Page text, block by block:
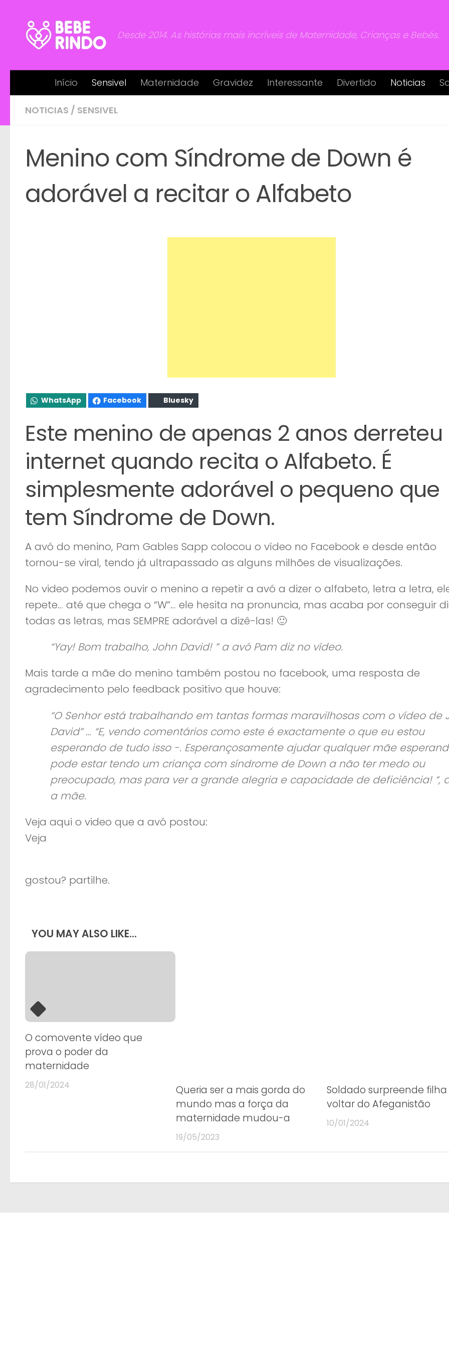
Desde 2014. As histórias mais incríveis de Maternidade, Crianças e Bebés.
Início Sensivel Maternidade Gravidez Interessante Divertido Noticias
NOTICIAS / SENSIVEL
Menino com Síndrome de Down é
adorável a recitar o Alfabeto
WhatsApp Facebook Bluesky
Este menino de apenas 2 anos derreteu
internet quando recita o Alfabeto. É
simplesmente adorável o pequeno que
tem Síndrome de Down.
A avó do menino, Pam Gables Sapp colocou o vídeo no Facebook e desde então
tornou-se viral, tendo já ultrapassado as alguns milhões de visualizações.
No video podemos ouvir o menino a repetir a avó a dizer o alfabeto, letra a letra,
repete… até que chega o “W”… ele hesita na pronuncia, mas acaba por conseguir
todas as letras, mas SEMPRE adorável a dizê-las! 🙂
“Yay! Bom trabalho, John David! ” a avó Pam diz no vídeo.
Mais tarde a mãe do menino também postou no facebook, uma resposta de
agradecimento pelo feedback positivo que houve:
“O Senhor está trabalhando em tantas formas maravilhosas com o vídeo de
David” … “E, vendo comentários como este é exactamente o que eu estou
esperando de tudo isso -. Esperançosamente ajudar qualquer mãe
pode estar tendo um criança com síndrome de Down a não ter medo ou
preocupado, mas para ver a grande alegria e capacidade de deficiência! “,
a mãe.
Veja aqui o video que a avó postou:
Veja
gostou? partilhe.
YOU MAY ALSO LIKE...
O comovente vídeo que
prova o poder da
maternidade
28/01/2024
Queria ser a mais gorda do
mundo mas a força da
maternidade mudou-a
19/05/2023
Soldado surpreende
voltar do Afeganistão
10/01/2024